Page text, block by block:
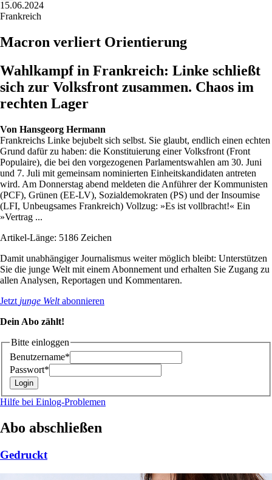
15.06.2024
Frankreich
Macron verliert Orientierung
Wahlkampf in Frankreich: Linke schließt
sich zur Volksfront zusammen. Chaos im
rechten Lager
Von Hansgeorg Hermann
Frankreichs Linke bejubelt sich selbst. Sie glaubt, endlich einen echten
Grund dafür zu haben: die Konstituierung einer Volksfront (Front
Populaire), die bei den vorgezogenen Parlamentswahlen am 30. Juni
und 7. Juli mit gemeinsam nominierten Einheitskandidaten antreten
wird. Am Donnerstag abend meldeten die Anführer der Kommunisten
(PCF), Grünen (EE-LV), Sozialdemokraten (PS) und der Insoumise
(LFI, Unbeugsames Frankreich) Vollzug: »Es ist vollbracht!« Ein
»Vertrag ...
Artikel-Länge: 5186 Zeichen
Damit unabhängiger Journalismus weiter möglich bleibt: Unterstützen
Sie die junge Welt mit einem Abonnement und erhalten Sie Zugang zu
allen Analysen, Reportagen und Kommentaren.
Jetzt junge Weltabonnieren
Dein Abo zählt!
Bitte einloggen
Benutzername*
Passwort*
Hilfe bei Einlog-Problemen
Abo abschließen
Gedruckt